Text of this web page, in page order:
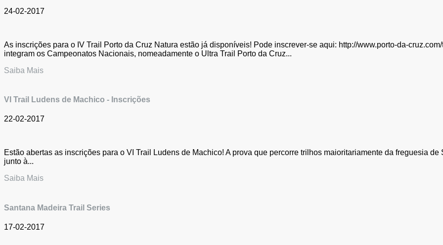
24-02-2017
As inscrições para o IV Trail Porto da Cruz Natura estão já disponíveis! Pode inscrever-se aqui: http://www.porto-da-
integram os Campeonatos Nacionais, nomeadamente o Ultra Trail Porto da Cruz...
Saiba Mais
VI Trail Ludens de Machico - Inscrições
22-02-2017
Estão abertas as inscrições para o VI Trail Ludens de Machico! A prova que percorre trilhos maioritariamente da freguesia
junto à...
Saiba Mais
Santana Madeira Trail Series
17-02-2017